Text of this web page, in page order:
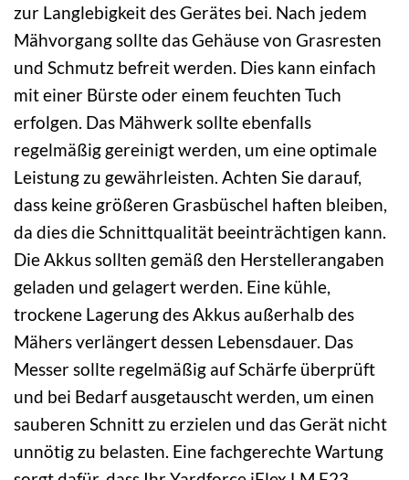
zur Langlebigkeit des Gerätes bei. Nach jedem
Mähvorgang sollte das Gehäuse von Grasresten
und Schmutz befreit werden. Dies kann einfach
mit einer Bürste oder einem feuchten Tuch
erfolgen. Das Mähwerk sollte ebenfalls
regelmäßig gereinigt werden, um eine optimale
Leistung zu gewährleisten. Achten Sie darauf,
dass keine größeren Grasbüschel haften bleiben,
da dies die Schnittqualität beeinträchtigen kann.
Die Akkus sollten gemäß den Herstellerangaben
geladen und gelagert werden. Eine kühle,
trockene Lagerung des Akkus außerhalb des
Mähers verlängert dessen Lebensdauer. Das
Messer sollte regelmäßig auf Schärfe überprüft
und bei Bedarf ausgetauscht werden, um einen
sauberen Schnitt zu erzielen und das Gerät nicht
unnötig zu belasten. Eine fachgerechte Wartung